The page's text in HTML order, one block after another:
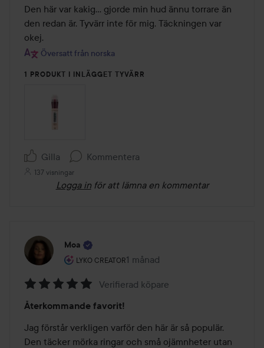
av
5
Den här var kakig... gjorde min hud ännu torrare än
den redan är. Tyvärr inte för mig. Täckningen var
okej.
Översatt från norska
1 PRODUKT I INLÄGGET TYVÄRR
Gilla Kommentera
137 visningar
Logga in för att lämna en kommentar
Moa
LYKO CREATOR
Användarens roll: Lyko Creator.
1 månad
Inlägget skapades 1 månad
5
av
5
Verifierad köpare
Återkommande favorit!
Jag förstår verkligen varför den här är så populär.
Den täcker mörka ringar och små ojämnheter utan